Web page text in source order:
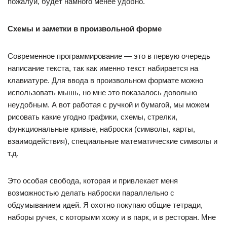
Схемы и заметки в произвольной форме
Современное программирование — это в первую очередь
написание текста, так как именно текст набирается на
клавиатуре. Для ввода в произвольном формате можно
использовать мышь, но мне это показалось довольно
неудобным. А вот работая с ручкой и бумагой, мы можем
рисовать какие угодно графики, схемы, стрелки,
функциональные кривые, наброски (символы, карты,
взаимодействия), специальные математические символы и
т.д.
Это особая свобода, которая и привлекает меня
возможностью делать наброски параллельно с
обдумыванием идей. Я охотно покупаю общие тетради,
наборы ручек, с которыми хожу и в парк, и в ресторан. Мне